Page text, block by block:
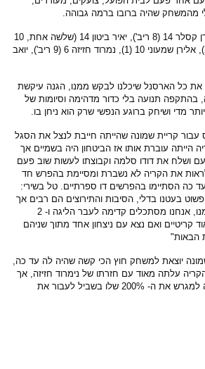
מהמשחק שהיה ברובו ברמה גבוהה.
קלעים: אבי טקיאר 25 (8), דן קסלר 14 (8 ריב'), יאיר ביטון 14 (שלשה אחת, 10
אס', 7 ריב'), יריב אורן 13 (2), אלירן שמעוני 10 (1), נמרוד חזיזה 6 (9 ריב'), יואב
את כל הארסנל שיכלנו לבקש ממנו, הגנה עיקשת
בהתקפה תנועה בלי כדור מדהימה וסיומות של
מדי ושיחק ברוגע הנפשי שרק הוא ניחן בו.
עבור קריית שמונה שהייתה חייבת לנצל את הסגל
הייתה עוברת אותו אז הביטחון היה בשמיים אך
ושלח את דודו סלמה וקבוצתו לעשות שוב פעם
את הקריה לא נשברת ומסיימת בהפרש חד
כה הסתיימו בהפרשים דו ספרתיים. טל בשירי:
בעטנו בדלי, הסיבות והתירוצים הם רבים אך
צריך לבוא בטענות רק לעצמנו, אנחנו מסתכלים קדימה לעבר הליגה ו- 2
קריטיים ואם נצא עם ניצחון אחד מתוך שניהם
הבאות"
יוצאת למשחק חוץ הכי קשה שהיה לה עד כה,
עלתה מאוד עם חזרתו של נימרוד חזיזה, אך
יהיה דרוש מכל שחקן שעולה למגרש את ה- 200% שלו בשביל לעבור את